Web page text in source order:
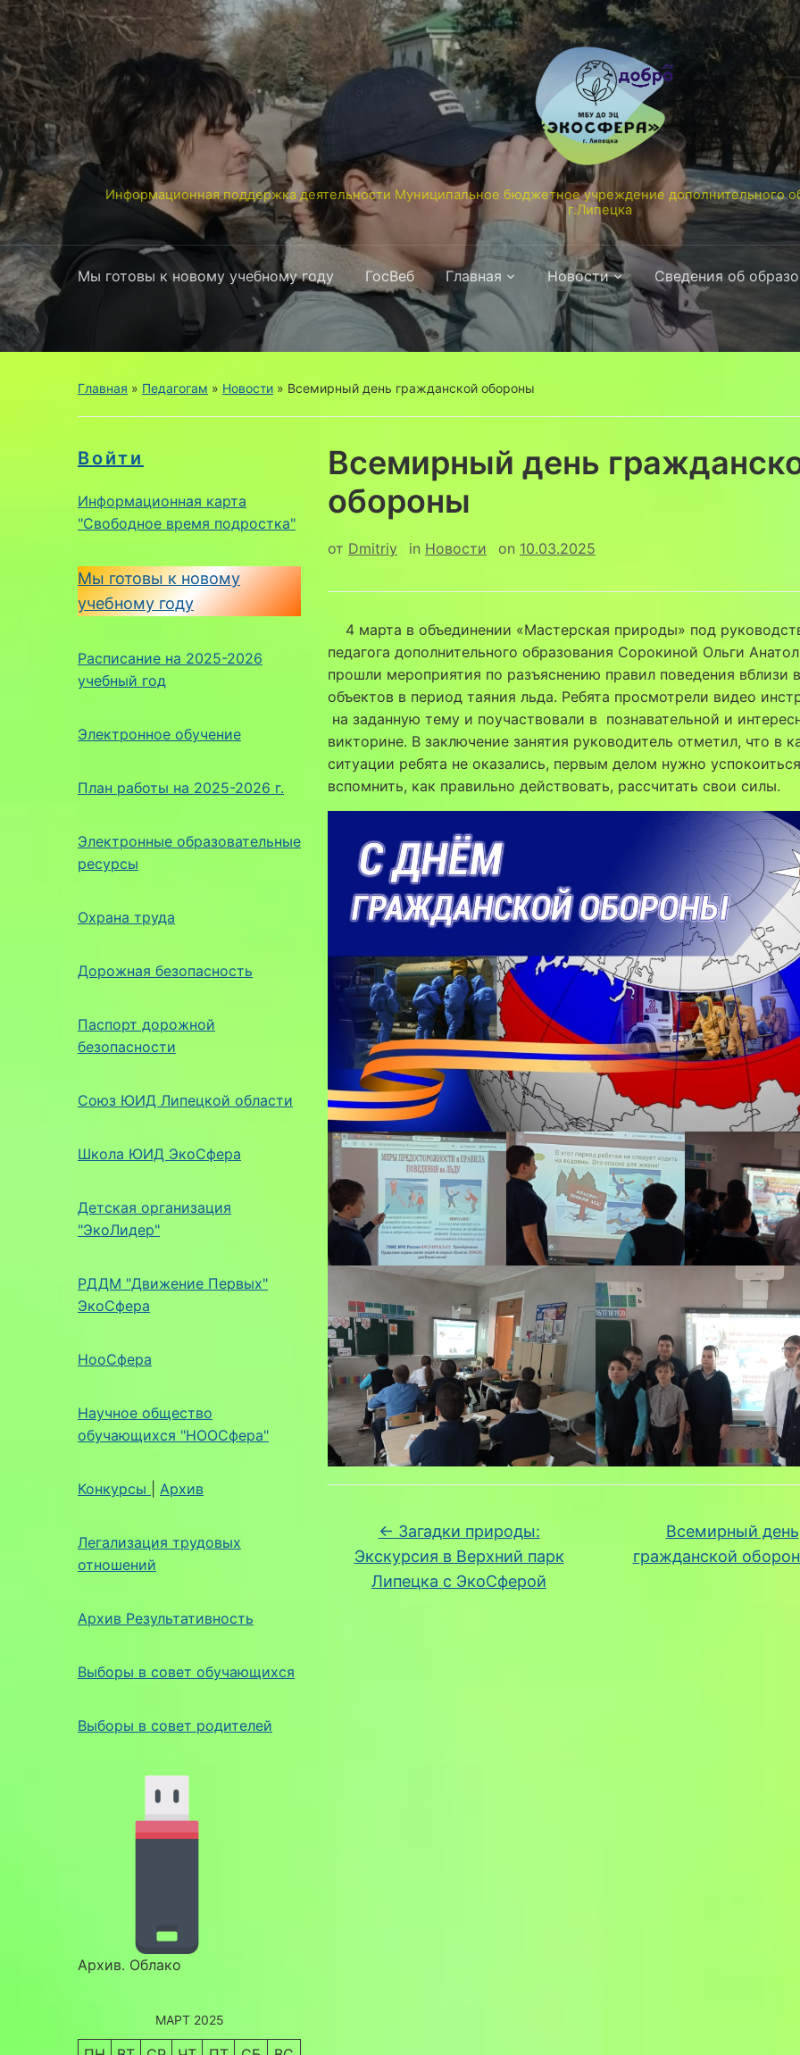
Информационная поддержка деятельности Муниципальное бюджетное учреждение дополнительного
г.Липецка
Мы готовы к новому учебному году ГосВеб Главная Новости Сведения об
Главная » Педагогам » Новости » Всемирный день гражданской обороны
Войти
Информационная карта
"Свободное время подростка"
Мы готовы к новому
учебному году
Расписание на 2025-2026
учебный год
Электронное обучение
План работы на 2025-2026 г.
Электронные образовательные
ресурсы
Охрана труда
Дорожная безопасность
Паспорт дорожной
безопасности
Союз ЮИД Липецкой области
Школа ЮИД ЭкоСфера
Детская организация
"ЭкоЛидер"
РДДМ "Движение Первых"
ЭкоСфера
НооСфера
Научное общество
обучающихся "НООСфера"
Конкурсы Архив
Легализация трудовых
отношений
Архив Результативность
Выборы в совет обучающихся
Выборы в совет родителей
Архив. Облако
МАРТ 2025
Всемирный день
обороны
от Dmitriy in Новости on 10.03.2025
4 марта в объединении «Мастерская природы» под
педагога дополнительного образования Сорокиной Ольги
прошли мероприятия по разъяснению правил поведения вблизи
объектов в период таяния льда. Ребята просмотрели видео
на заданную тему и поучаствовали в познавательной и
викторине. В заключение занятия руководитель отметил, что в
ситуации ребята не оказались, первым делом нужно
вспомнить, как правильно действовать, рассчитать свои силы.
← Загадки природы:
Экскурсия в Верхний парк
Липецка с ЭкоСферой
Всемирный день
гражданской